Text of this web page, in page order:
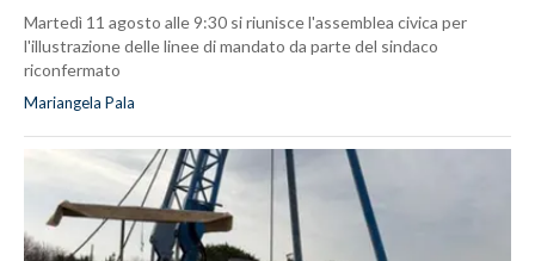
Martedì 11 agosto alle 9:30 si riunisce l'assemblea civica per
l'illustrazione delle linee di mandato da parte del sindaco
riconfermato
Mariangela Pala